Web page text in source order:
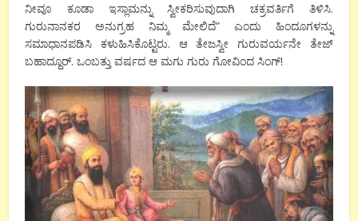
ನೀವೂ ಕೂಡಾ ಇಸ್ಲಾಮನ್ನು ಸ್ವೀಕರಿಸುವುದಾಗಿ ಚಕ್ರವರ್ತಿಗೆ ತಿಳಿಸಿ.
ಗುರುನಾನಕರ ಅನುಗ್ರಹ ನಿಮ್ಮ ಮೇಲಿದೆ” ಎಂದು ಹಿಂದೂಗಳನ್ನು
ಸಮಾಧಾನಪಡಿಸಿ ಕಳುಹಿಸಿಕೊಟ್ಟರು. ಆ ತೇಜಸ್ವೀ ಗುರುವರ್ಯನೇ ತೇಜ್
ಬಹಾದ್ದೂರ್. ಒಂಬತ್ತು ವರ್ಷದ ಆ ಮಗು ಗುರು ಗೋವಿಂದ ಸಿಂಗ್!